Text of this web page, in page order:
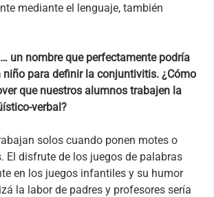
mediante el lenguaje, también
un nombre que perfectamente podría
niño para definir la conjuntivitis. ¿Cómo
que nuestros alumnos trabajen la
verbal?
solos cuando ponen motes o
El disfrute de los juegos de palabras
en los juegos infantiles y su humor
la labor de padres y profesores sería